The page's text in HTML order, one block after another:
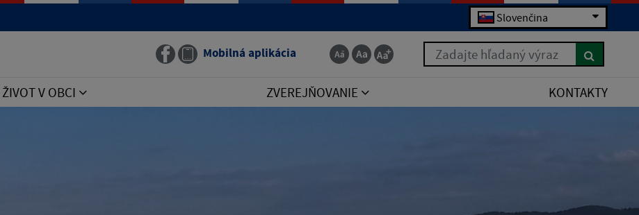
Slovenčina
Mobilná aplikácia Zadajte hľadaný výraz
ŽIVOT V OBCI ZVEREJŇOVANIE KONTAKTY